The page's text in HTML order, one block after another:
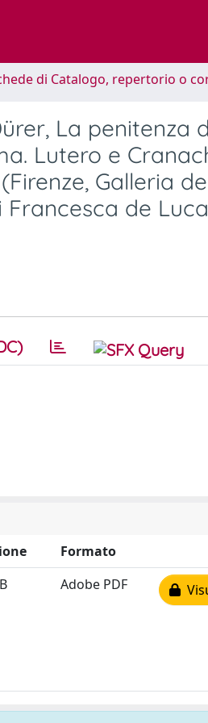
di Catalogo, repertorio o
La penitenza
Lutero e
Galleria
de
Formato
Adobe PDF